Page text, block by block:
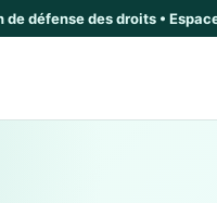
défense des droits •